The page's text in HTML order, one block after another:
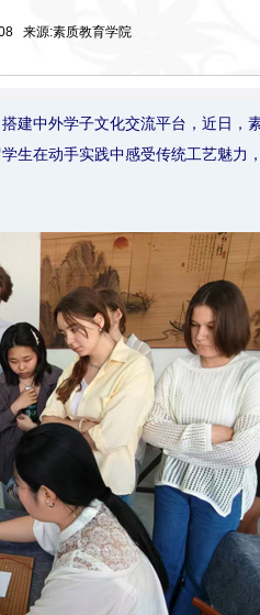
来源:素质教育学院
建中外学子文化交流平台，近日，
生在动手实践中感受传统工艺魅力